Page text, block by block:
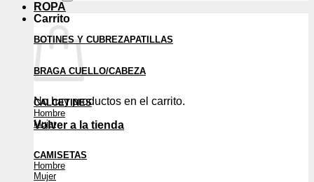
Carrito
No hay productos en el carrito.
Volver a la tienda
ROPA
BOTINES Y CUBREZAPATILLAS
BRAGA CUELLO/CABEZA
CALCETINES
Hombre
Mujer
CAMISETAS
Hombre
Mujer